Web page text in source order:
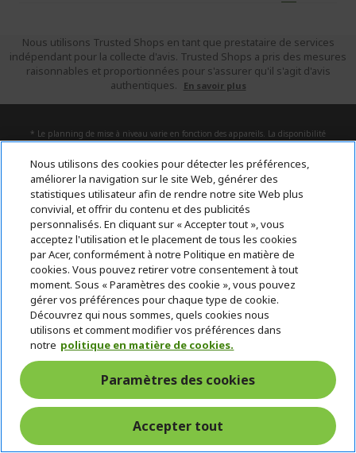
la
page
Nous utilisons Trusted Shops en tant que prestataire de services
indépendant pour la collecte d'avis. Trusted Shops a pris des mesures
raisonnables et proportionnées pour s'assurer qu'il s'agit d'avis
authentiques.
En savoir plus
* Le planning de mise à niveau varie en fonction des appareils. La disponibilité
des fonctionnalités et des applications peut varier selon le pays. Certaines
https://www.microsoft.com/fr-be/windows/windows-11-specifications).
ACERh
i
d
d
e
n
SUPPORTh
i
d
d
e
n
COMPTE h
i
d
d
e
n
ACER STORE h
i
d
d
e
n
Suivez-nous sur les réseaux sociaux
Nous utilisons des cookies pour détecter les préférences,
améliorer la navigation sur le site Web, générer des
statistiques utilisateur afin de rendre notre site Web plus
convivial, et offrir du contenu et des publicités
personnalisés. En cliquant sur « Accepter tout », vous
acceptez l'utilisation et le placement de tous les cookies
par Acer, conformément à notre Politique en matière de
cookies. Vous pouvez retirer votre consentement à tout
moment. Sous « Paramètres des cookie », vous pouvez
gérer vos préférences pour chaque type de cookie.
Découvrez qui nous sommes, quels cookies nous
utilisons et comment modifier vos préférences dans
notre politique en matière de cookies.
Paramètres des cookies
Accepter tout